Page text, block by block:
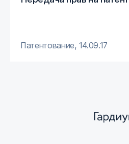
Патентование, 14.09.17